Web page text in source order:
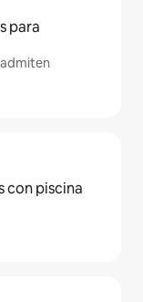
para
con piscina